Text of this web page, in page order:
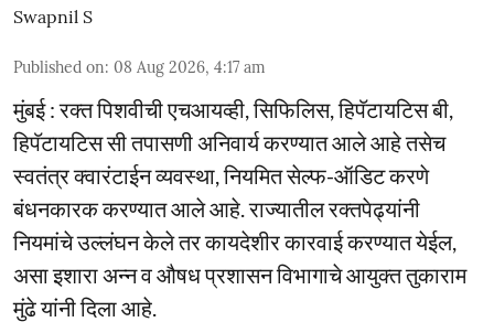
Swapnil S
Published on: 08 Aug 2026, 4:17 am
मुंबई : रक्त पिशवीची एचआयव्ही, सिफिलिस, हिपॅटायटिस बी,
हिपॅटायटिस सी तपासणी अनिवार्य करण्यात आले आहे तसेच
स्वतंत्र क्वारंटाईन व्यवस्था, नियमित सेल्फ-ऑडिट करणे
बंधनकारक करण्यात आले आहे. राज्यातील रक्तपेढ्यांनी
नियमांचे उल्लंघन केले तर कायदेशीर कारवाई करण्यात येईल,
असा इशारा अन्न व औषध प्रशासन विभागाचे आयुक्त तुकाराम
मुंढे यांनी दिला आहे.